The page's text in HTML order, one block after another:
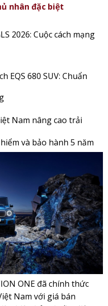
nhân đặc biệt
2026: Cuộc cách mạng
EQS 680 SUV: Chuẩn
Nam nâng cao trải
và bảo hành 5 năm
ONE đã chính thức
Nam với giá bán